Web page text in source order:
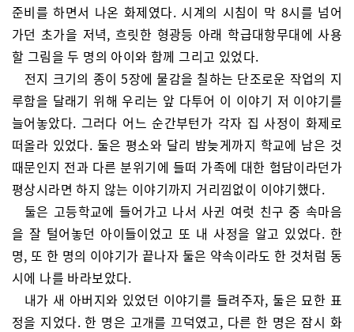
준비를 하면서 나온 화제였다. 시계의 시침이 막 8시를 넘어
가던 초가을 저녁, 흐릿한 형광등 아래 학급대항무대에 사용
할 그림을 두 명의 아이와 함께 그리고 있었다.
전지 크기의 종이 5장에 물감을 칠하는 단조로운 작업의 지
루함을 달래기 위해 우리는 앞 다투어 이 이야기 저 이야기를
늘어놓았다. 그러다 어느 순간부턴가 각자 집 사정이 화제로
떠올라 있었다. 둘은 평소와 달리 밤늦게까지 학교에 남은 것
때문인지 전과 다른 분위기에 들떠 가족에 대한 험담이라던가
평상시라면 하지 않는 이야기까지 거리낌없이 이야기했다.
둘은 고등학교에 들어가고 나서 사귄 여럿 친구 중 속마음
을 잘 털어놓던 아이들이었고 또 내 사정을 알고 있었다. 한
명, 또 한 명의 이야기가 끝나자 둘은 약속이라도 한 것처럼 동
시에 나를 바라보았다.
내가 새 아버지와 있었던 이야기를 들려주자, 둘은 묘한 표
정을 지었다. 한 명은 고개를 끄덕였고, 다른 한 명은 잠시 화